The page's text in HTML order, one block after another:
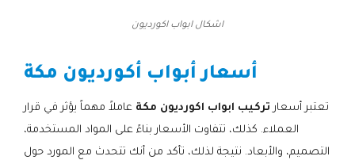
اشكال ابواب اكورديون
أسعار أبواب أكورديون مكة
تعتبر أسعار تركيب ابواب اكورديون مكة عاملاً مهماً يؤثر في قرار
العملاء. كذلك، تتفاوت الأسعار بناءً على المواد المستخدمة،
التصميم، والأبعاد. نتيجة لذلك، تأكد من أنك تتحدث مع المورد حول